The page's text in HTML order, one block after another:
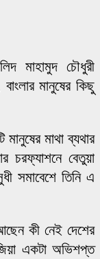
মাহামুদ চৌধুরী
মানুষের কিছু
মাথা ব্যথার
চরফ্যাশনে বেতুয়া
সমাবেশে তিনি এ
আছেন কী নেই দেশের
একটা অভিশপ্ত